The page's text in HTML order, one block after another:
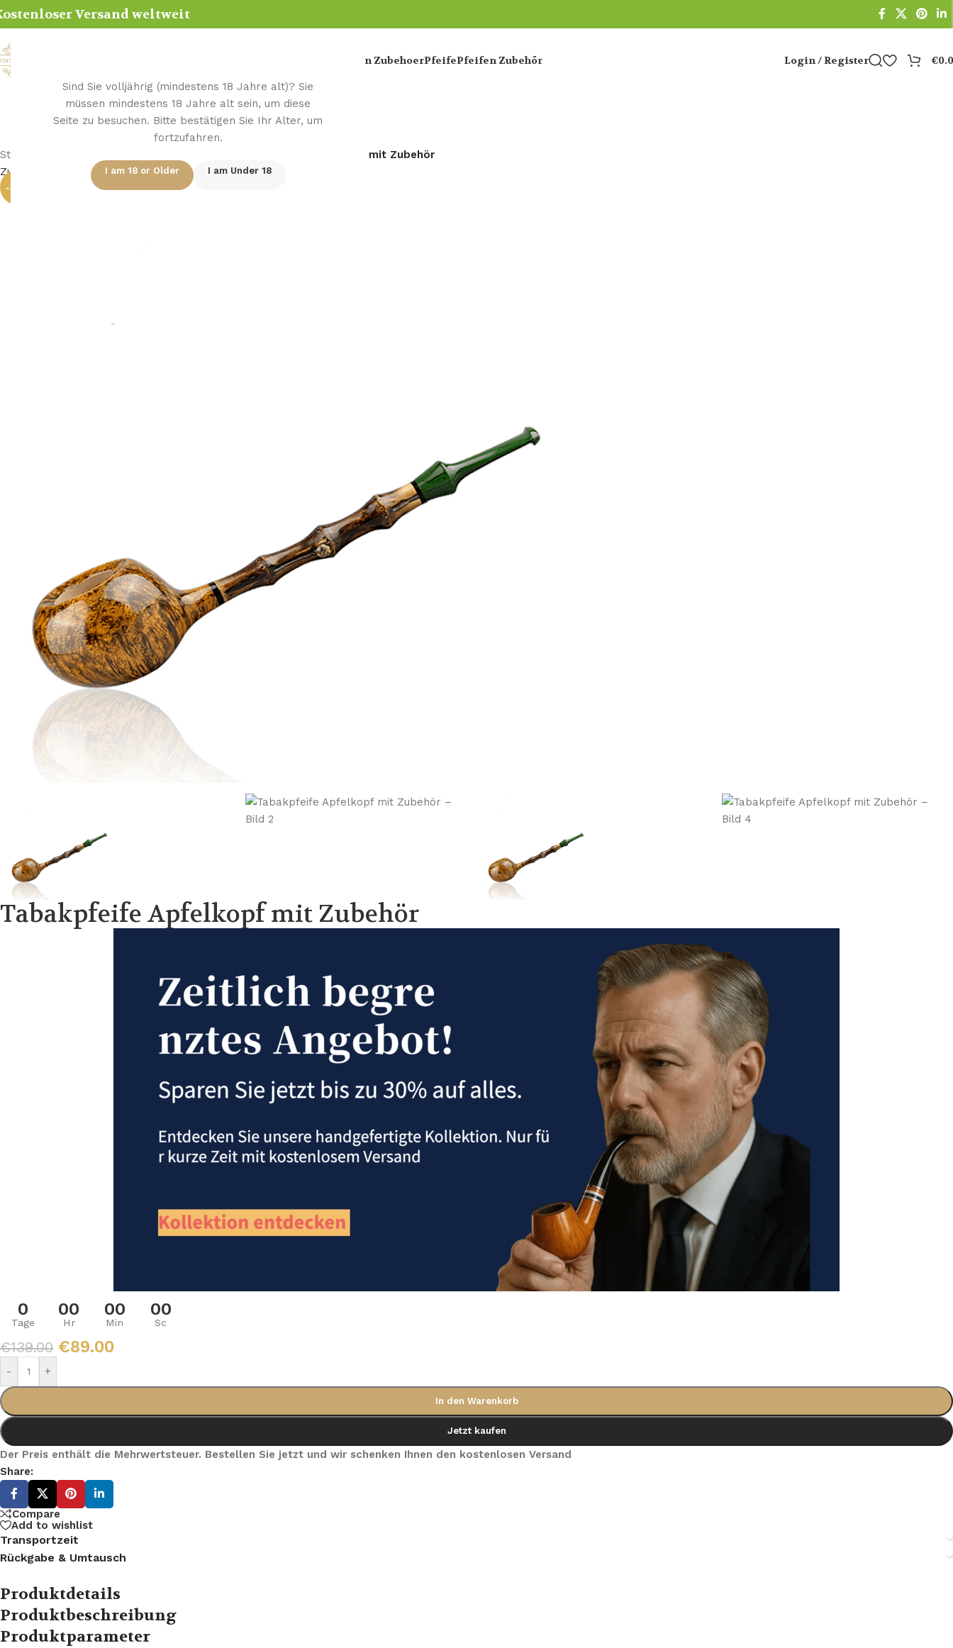
Sind Sie volljährig (mindestens 18 Jahre alt)? Sie
müssen mindestens 18 Jahre alt sein, um diese
Seite zu besuchen. Bitte bestätigen Sie Ihr Alter, um
fortzufahren.
I am 18 or Older I am Under 18
Versand weltweit
Zigarren ZubehoerPfeifePfeifen Zubehör Login / Register €
Startseite
Tabakpfeife Apfelkopf mit Zubehör
Zurück zu den Produkten
-36%
Tabakpfeife Apfelkopf mit Zubehör
0
Tage
00
Hr
00
Min
00
Sc
€139.00 €89.00
- +
In den Warenkorb
Jetzt kaufen
Der Preis enthält die Mehrwertsteuer. Bestellen Sie jetzt und wir schenken Ihnen den kostenlosen Versand
Share:
Compare
Add to wishlist
Transportzeit
Rückgabe & Umtausch
Produktdetails
Produktbeschreibung
Produktparameter